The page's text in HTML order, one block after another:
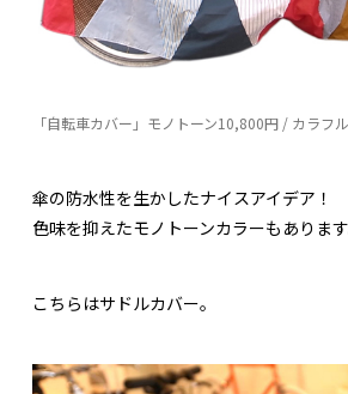
「自転車カバー」モノトーン10,800円 / カラフ
傘の防水性を生かしたナイスアイデア！
色味を抑えたモノトーンカラーもあります
こちらはサドルカバー。